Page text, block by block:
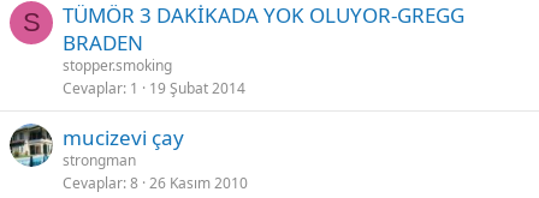
S
TÜMÖR 3 DAKİKADA YOK OLUYOR-GREGG
BRADEN
stopper.smoking
Cevaplar 1 19 Şubat 2014
mucizevi çay
strongman
Cevaplar 8 26 Kasım 2010